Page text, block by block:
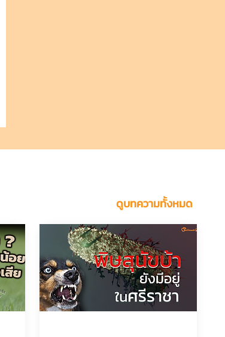
ดูบทความทั้งหมด